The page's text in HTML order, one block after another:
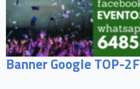
Banner Google TOP-2F